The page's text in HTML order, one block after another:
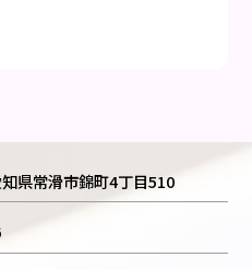
県常滑市錦町4丁目510